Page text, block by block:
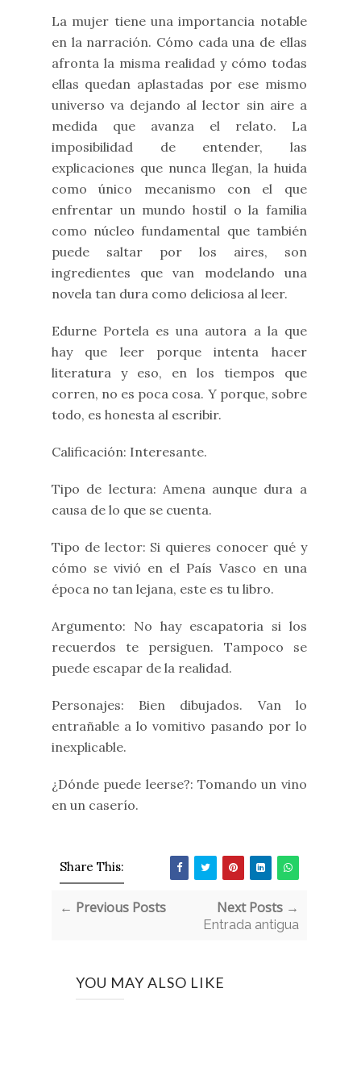
La mujer tiene una importancia notable
en la narración. Cómo cada una de ellas
afronta la misma realidad y cómo todas
ellas quedan aplastadas por ese mismo
universo va dejando al lector sin aire a
medida que avanza el relato. La
imposibilidad de entender, las
explicaciones que nunca llegan, la huida
como único mecanismo con el que
enfrentar un mundo hostil o la familia
como núcleo fundamental que también
puede saltar por los aires, son
ingredientes que van modelando una
novela tan dura como deliciosa al leer.
Edurne Portela es una autora a la que
hay que leer porque intenta hacer
literatura y eso, en los tiempos que
corren, no es poca cosa. Y porque, sobre
todo, es honesta al escribir.
Calificación: Interesante.
Tipo de lectura: Amena aunque dura a
causa de lo que se cuenta.
Tipo de lector: Si quieres conocer qué y
cómo se vivió en el País Vasco en una
época no tan lejana, este es tu libro.
Argumento: No hay escapatoria si los
recuerdos te persiguen. Tampoco se
puede escapar de la realidad.
Personajes: Bien dibujados. Van lo
entrañable a lo vomitivo pasando por lo
inexplicable.
¿Dónde puede leerse?: Tomando un vino
en un caserío.
Share This:
← Previous Posts Next Posts →
Entrada antigua
YOU MAY ALSO LIKE